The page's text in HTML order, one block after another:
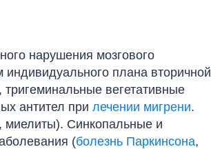
нарушения мозгового
плана вторичной
вегетативные
антител при лечении мигрени.
миелиты). Синкопальные и
(болезнь Паркинсона,